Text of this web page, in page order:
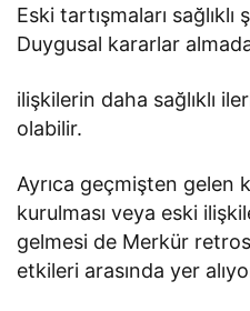
Eski tartışmaları
Duygusal kararlar
ilişkilerin daha sağlıklı
olabilir.
Ayrıca geçmişten gelen
kurulması veya eski
gelmesi de Merkür
etkileri arasında yer